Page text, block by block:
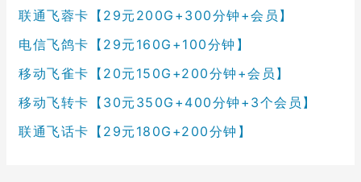
联通飞蓉卡【29元200G+300分钟+会员】
电信飞鸽卡【29元160G+100分钟】
移动飞雀卡【20元150G+200分钟+会员】
移动飞转卡【30元350G+400分钟+3个会员】
联通飞话卡【29元180G+200分钟】